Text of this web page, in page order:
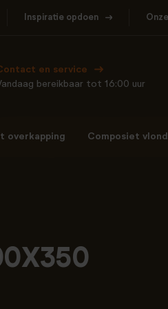
Inspiratie opdoen
en service
bereikbaar tot 16:00 uur
overkapping Composiet